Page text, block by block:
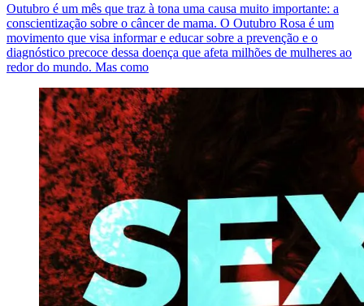
Outubro é um mês que traz à tona uma causa muito importante: a
conscientização sobre o câncer de mama. O Outubro Rosa é um
movimento que visa informar e educar sobre a prevenção e o
diagnóstico precoce dessa doença que afeta milhões de mulheres ao
redor do mundo. Mas como